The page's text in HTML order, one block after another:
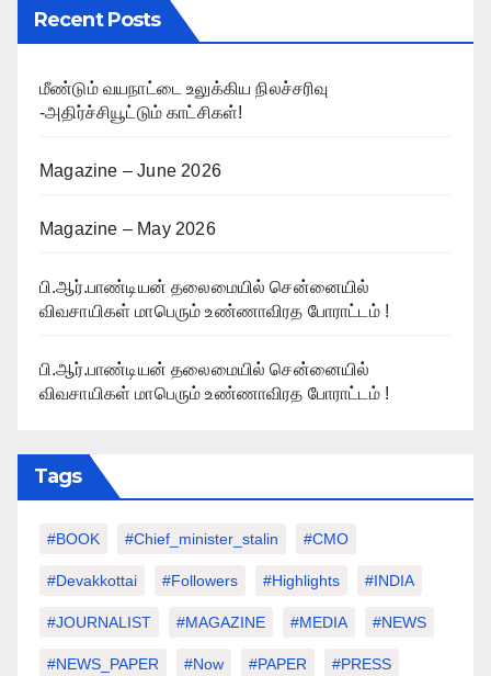
Recent Posts
மீண்டும் வயநாட்டை உலுக்கிய நிலச்சரிவு
-அதிர்ச்சியூட்டும் காட்சிகள்!
Magazine – June 2026
Magazine – May 2026
பி.ஆர்.பாண்டியன் தலைமையில் சென்னையில்
விவசாயிகள் மாபெரும் உண்ணாவிரத போராட்டம் !
பி.ஆர்.பாண்டியன் தலைமையில் சென்னையில்
விவசாயிகள் மாபெரும் உண்ணாவிரத போராட்டம் !
Tags
#BOOK #chief_minister_stalin #CMO
#devakkottai #followers #highlights #INDIA
#JOURNALIST #MAGAZINE #MEDIA #NEWS
#NEWS_PAPER #Now #PAPER #PRESS